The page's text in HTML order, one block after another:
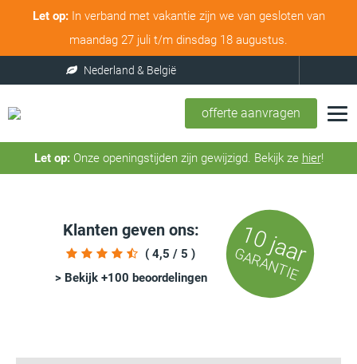
Let op:In verband met vakantie zijn we van gesloten van
maandag 27 juli t/m dinsdag 18 augustus.
offerte aanvragen
Let op:Onze openingstijden zijn gewijzigd. Bekijk ze hier!
Klanten geven ons:
( 4,5 / 5 )
> Bekijk +100 beoordelingen
10 jaar
GARANTIE